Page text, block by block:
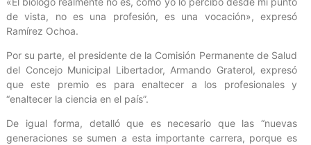
de vista, no es una profesión, es una vocación», expresó
Ramírez Ochoa.
Por su parte, el presidente de la Comisión Permanente de Salud
del Concejo Municipal Libertador, Armando Graterol, expresó
que este premio es para enaltecer a los profesionales y
“enaltecer la ciencia en el país”.
De igual forma, detalló que es necesario que las “nuevas
generaciones se sumen a esta importante carrera, porque es